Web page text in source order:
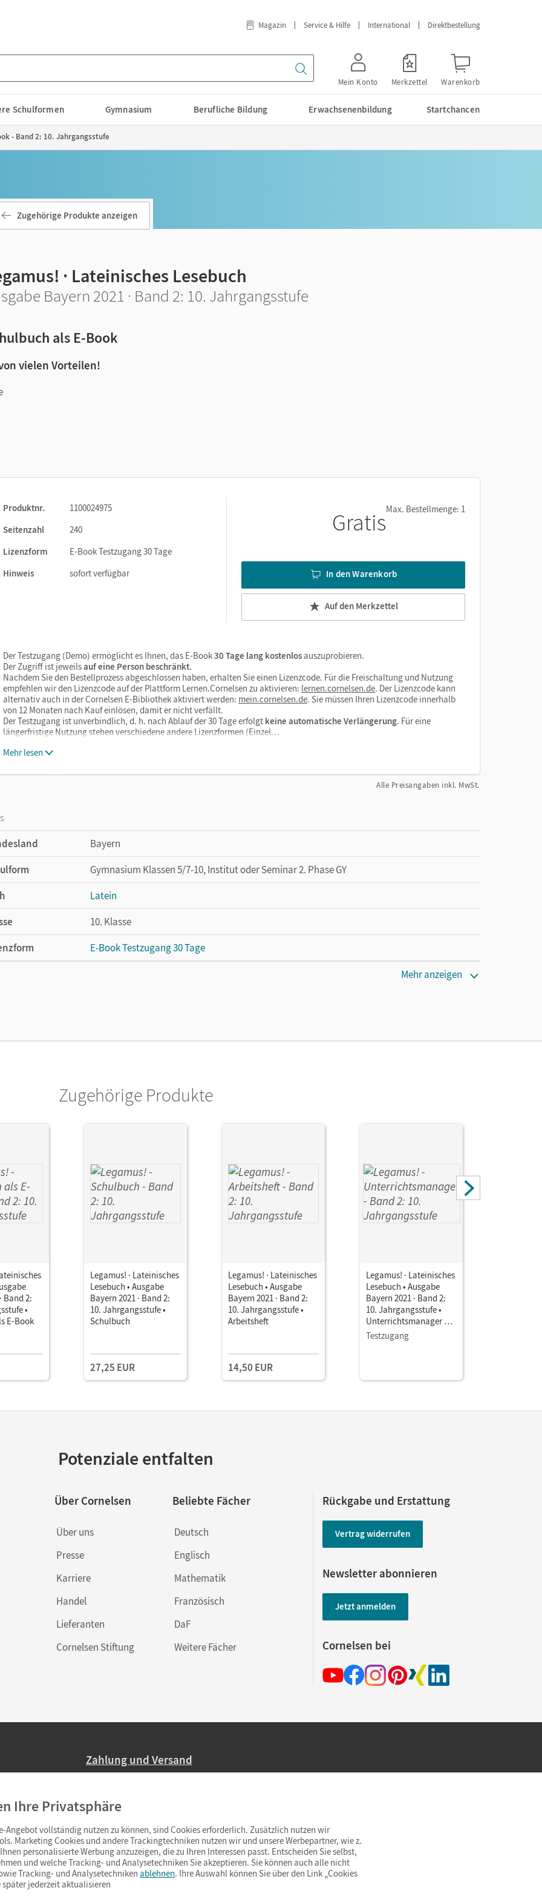
Magazin Service & Hilfe International Direktbestellung
Mein Konto Merkzettel Warenkorb
Schulformen Gymnasium Berufliche Bildung Erwachsenenbildung Startchancen
- Band 2: 10. Jahrgangsstufe
Zugehörige Produkte anzeigen
· Lateinisches Lesebuch
Bayern 2021 · Band 2: 10. Jahrgangsstufe
als E-Book
vielen Vorteilen!
Produktnr.
1100024975
Seitenzahl
240
Lizenzform
E-Book Testzugang 30 Tage
Hinweis
sofort verfügbar
GratisMax. Bestellmenge: 1
In den Warenkorb
Auf den Merkzettel
Der Testzugang (Demo) ermöglicht es Ihnen, das E-Book30 Tage lang kostenlosauszuprobieren.
Der Zugriff ist jeweilsauf eine Person beschränkt.
Nachdem Sie den Bestellprozess abgeschlossen haben, erhalten Sie einen Lizenzcode. Für die Freischaltung und Nutzung
empfehlen wir den Lizenzcode auf der Plattform Lernen.Cornelsen zu aktivieren: lernen.cornelsen.de. Der Lizenzcode kann
alternativ auch in der Cornelsen E-Bibliothek aktiviert werden: mein.cornelsen.de. Sie müssen Ihren Lizenzcode innerhalb
von 12 Monaten nach Kauf einlösen, damit er nicht verfällt.
Der Testzugang ist unverbindlich, d. h. nach Ablauf der 30 Tage erfolgt keine automatische Verlängerung. Für eine
längerfristige Nutzung stehen verschiedene andere Lizenzformen (Einzel…
Mehr lesen
Alle Preisangaben inkl. MwSt.
Bayern
Gymnasium Klassen 5/7-10, Institut oder Seminar 2. Phase GY
Latein
10. Klasse
E-Book Testzugang 30 Tage
Mehr anzeigen
Zugehörige Produkte
Band 2:
•
E-Book
Legamus! · Lateinisches
Lesebuch • Ausgabe
Bayern 2021 · Band 2:
10. Jahrgangsstufe •
Schulbuch
27,25 EUR
Legamus! · Lateinisches
Lesebuch • Ausgabe
Bayern 2021 · Band 2:
10. Jahrgangsstufe •
Arbeitsheft
14,50 EUR
Legamus! · Lateinisches
Lesebuch • Ausgabe
Bayern 2021 · Band 2:
10. Jahrgangsstufe •
Unterrichtsmanager E-
Book mit
Lehrkräftematerialien
Testzugang
Potenziale entfalten
Über Cornelsen
Über uns
Presse
Karriere
Handel
Lieferanten
Cornelsen Stiftung
Beliebte Fächer
Deutsch
Englisch
Mathematik
Französisch
DaF
Weitere Fächer
Rückgabe und Erstattung
Vertrag widerrufen
Newsletter abonnieren
Jetzt anmelden
Cornelsen bei
Zahlung und Versand
Ab 59,– EUR Bestellwert liefern wir versandkostenfrei innerhalb Deutschlands
(Lieferung in 3–6 Tagen).
Ihre Privatsphäre
Angebot vollständig nutzen zu können, sind Cookies erforderlich. Zusätzlich nutzen wir
Marketing Cookies und andere Trackingtechniken nutzen wir und unsere Werbepartner, wie z.
personalisierte Werbung anzuzeigen, die zu Ihren Interessen passt. Entscheiden Sie selbst,
und welche Tracking- und Analysetechniken Sie akzeptieren. Sie können auch alle nicht
Tracking- und Analysetechniken ablehnen. Ihre Auswahl können Sie über den Link „Cookies
später jederzeit aktualisieren